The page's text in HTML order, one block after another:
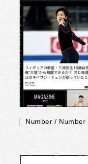
Number / Number